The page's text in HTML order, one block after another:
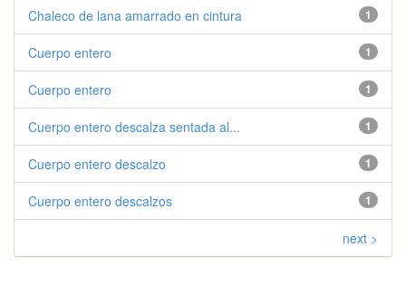
1
Chaleco de lana amarrado en cintura
1
Cuerpo entero
1
Cuerpo entero
1
Cuerpo entero descalza sentada al...
1
Cuerpo entero descalzo
1
Cuerpo entero descalzos
next >